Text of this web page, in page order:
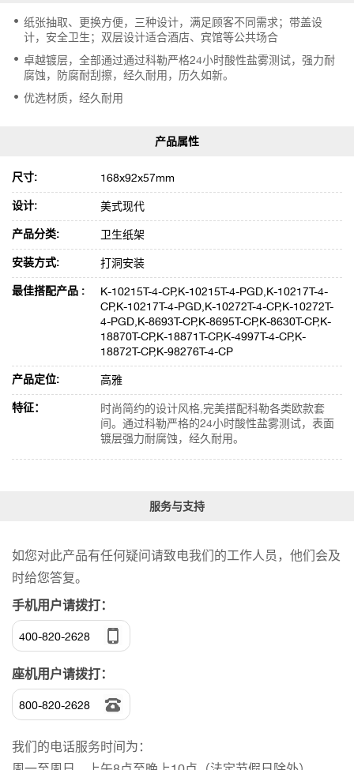
纸张抽取、更换方便，三种设计，满足顾客不同需求；带盖设
计，安全卫生；双层设计适合酒店、宾馆等公共场合
卓越镀层，全部通过通过科勒严格24小时酸性盐雾测试，强力耐
腐蚀，防腐耐刮擦，经久耐用，历久如新。
优选材质，经久耐用
尺寸: 168x92x57mm
设计: 美式现代
产品分类: 卫生纸架
安装方式: 打洞安装
最佳搭配产品 :
K-10215T-4-CP,K-10215T-4-PGD,K-10217T-4-
CP,K-10217T-4-PGD,K-10272T-4-CP,K-10272T-
4-PGD,K-8693T-CP,K-8695T-CP,K-8630T-CP,K-
18870T-CP,K-18871T-CP,K-4997T-4-CP,K-
18872T-CP,K-98276T-4-CP
产品定位: 高雅
特征：
时尚简约的设计风格,完美搭配科勒各类欧款套
间。通过科勒严格的24小时酸性盐雾测试，表面
镀层强力耐腐蚀，经久耐用。
服务与支持
如您对此产品有任何疑问请致电我们的工作人员，他们会及
时给您答复。
手机用户请拨打：
400-820-2628
座机用户请拨打：
800-820-2628
我们的电话服务时间为：